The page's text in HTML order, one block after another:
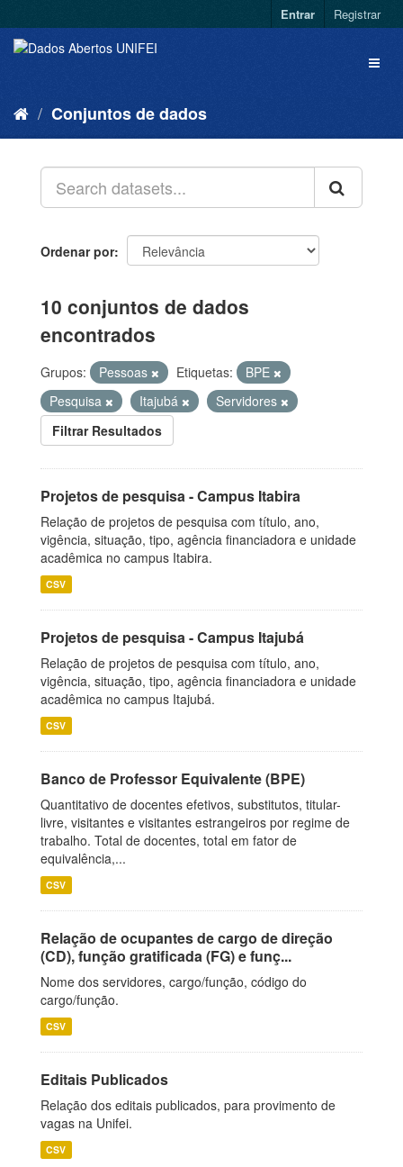
Entrar Registrar
Conjuntos de dados
Ordenar por
10 conjuntos de dados
encontrados
Grupos: Pessoas Etiquetas:
BPE
Pesquisa
Itajubá
Servidores
Filtrar Resultados
Projetos de pesquisa - Campus Itabira
Relação de projetos de pesquisa com título, ano,
vigência, situação, tipo, agência financiadora e unidade
acadêmica no campus Itabira.
CSV
Projetos de pesquisa - Campus Itajubá
Relação de projetos de pesquisa com título, ano,
vigência, situação, tipo, agência financiadora e unidade
acadêmica no campus Itajubá.
CSV
Banco de Professor Equivalente (BPE)
Quantitativo de docentes efetivos, substitutos, titular-
livre, visitantes e visitantes estrangeiros por regime de
trabalho. Total de docentes, total em fator de
equivalência,...
CSV
Relação de ocupantes de cargo de direção
(CD), função gratificada (FG) e funç...
Nome dos servidores, cargo/função, código do
cargo/função.
CSV
Editais Publicados
Relação dos editais publicados, para provimento de
vagas na Unifei.
CSV